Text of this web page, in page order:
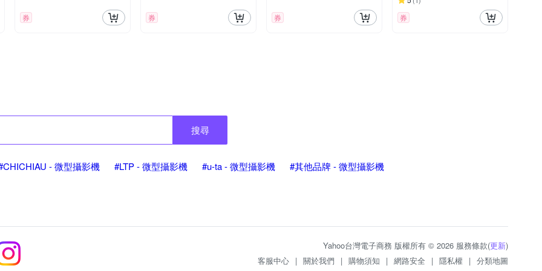
券 券 券 券
搜尋
- 微型攝影機 #LTP - 微型攝影機 #u-ta - 微型攝影機 #其他品牌 - 微型攝影機
Yahoo台灣電子商務 版權所有 © 2026 服務條款(更新)
客服中心 | 關於我們 | 購物須知 | 網路安全 | 隱私權 | 分類地圖